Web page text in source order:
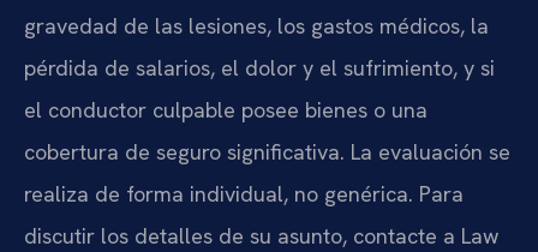
gravedad de las lesiones, los gastos médicos, la
pérdida de salarios, el dolor y el sufrimiento, y si
el conductor culpable posee bienes o una
cobertura de seguro significativa. La evaluación se
realiza de forma individual, no genérica. Para
discutir los detalles de su asunto, contacte a Law